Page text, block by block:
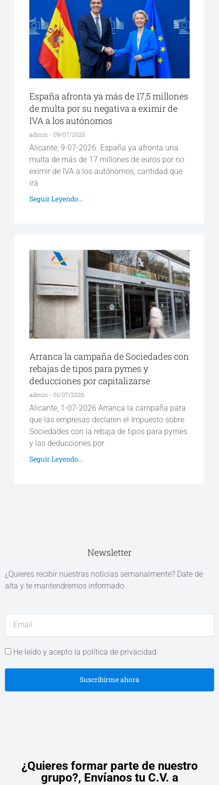
España afronta ya más de 17,5 millones
de multa por su negativa a eximir de
IVA a los autónomos
admin 09/07/2026
Alicante, 9-07-2026. España ya afronta una
multa de más de 17 millones de euros por no
eximir de IVA a los autónomos, cantidad que
irá
Seguir Leyendo...
Arranca la campaña de Sociedades con
rebajas de tipos para pymes y
deducciones por capitalizarse
admin 01/07/2026
Alicante, 1-07-2026 Arranca la campaña para
que las empresas declaren el Impuesto sobre
Sociedades con la rebaja de tipos para pymes
y las deducciones por
Seguir Leyendo...
Newsletter
¿Quieres recibir nuestras noticias semanalmente? Date de
alta y te mantendremos informado.
He leído y acepto la política de privacidad.
Suscribirme ahora
¿Quieres formar parte de nuestro
grupo?, Envíanos tu C.V. a